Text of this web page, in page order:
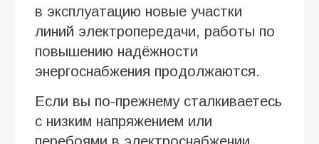
в эксплуатацию новые участки
линий электропередачи, работы по
повышению надёжности
энергоснабжения продолжаются.
Если вы по-прежнему сталкиваетесь
с низким напряжением или